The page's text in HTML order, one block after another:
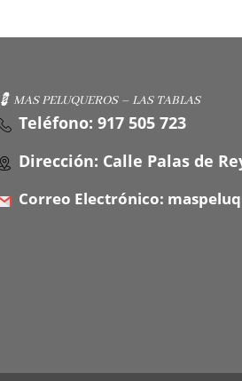
💈 MAS PELUQUEROS – LAS TABLAS
Teléfono: 917 505 723
Dirección: Calle Palas de
Correo Electrónico: